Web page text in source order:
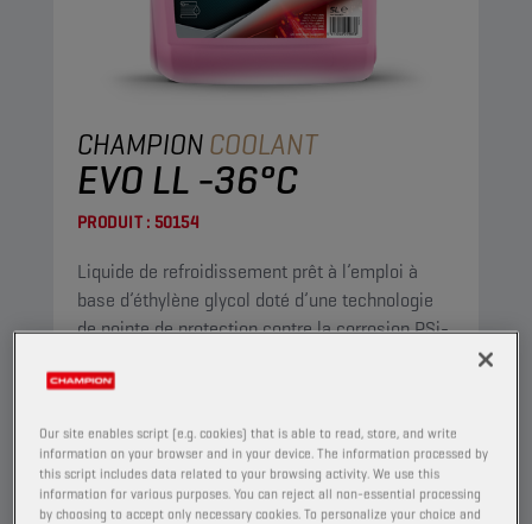
CHAMPIONCOOLANT
EVO LL -36°C
PRODUIT : 50154
Liquide de refroidissement prêt à l’emploi à
base d’éthylène glycol doté d’une technologie
de pointe de protection contre la corrosion PSi-
performances. Ce concentré de liquide de
des applications G13, G12++, G12+ et G11.
Afficher
Our site enables script (e.g. cookies) that is able to read, store, and write
information on your browser and in your device. The information processed by
this script includes data related to your browsing activity. We use this
information for various purposes. You can reject all non-essential processing
by choosing to accept only necessary cookies. To personalize your choice and